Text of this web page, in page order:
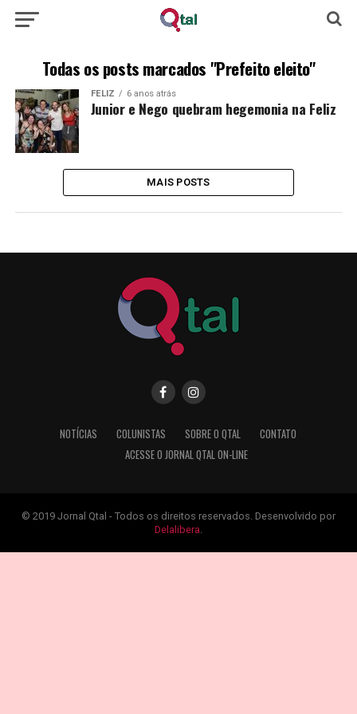
Todas os posts marcados "Prefeito eleito"
FELIZ 6 anos atrás
Junior e Nego quebram hegemonia na Feliz
MAIS POSTS
NOTÍCIAS COLUNISTAS SOBRE O QTAL
CONTATO
ACESSE O JORNAL QTAL ON-LINE
© 2019 Jornal Qtal - Todos os direitos reservados. Desenvolvido por
Delalibera.